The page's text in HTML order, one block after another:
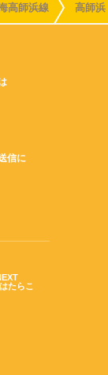
高師浜線 高師浜
信に
たらこ